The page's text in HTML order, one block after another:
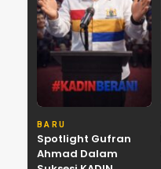
BARU
Spotlight Gufran
Ahmad Dalam